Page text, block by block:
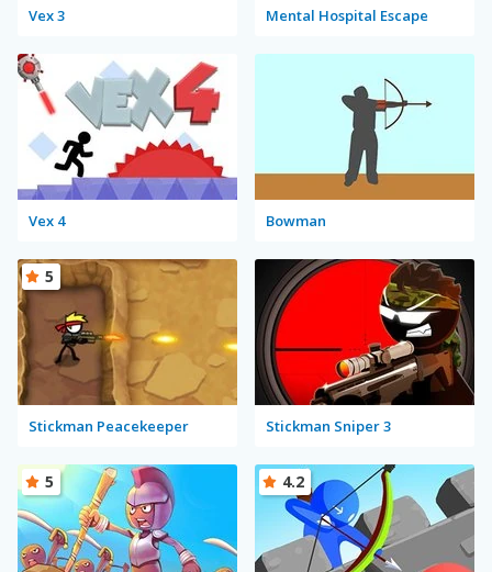
Vex 3 Mental Hospital Escape
Vex 4 Bowman
Stickman Peacekeeper
5
Stickman Sniper 3
5 4.2